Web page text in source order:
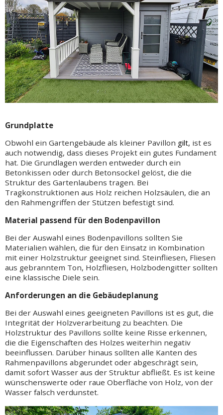
Grundplatte
Obwohl ein Gartengebäude als kleiner Pavillon gilt, ist es
auch notwendig, dass dieses Projekt ein gutes Fundament
hat. Die Grundlagen werden entweder durch ein
Betonkissen oder durch Betonsockel gelöst, die die
Struktur des Gartenlaubens tragen. Bei
Tragkonstruktionen aus Holz reichen Holzsäulen, die an
den Rahmengriffen der Stützen befestigt sind.
Material passend für den Bodenpavillon
Bei der Auswahl eines Bodenpavillons sollten Sie
Materialien wählen, die für den Einsatz in Kombination
mit einer Holzstruktur geeignet sind. Steinfliesen, Fliesen
aus gebranntem Ton, Holzfliesen, Holzbodengitter sollten
eine klassische Diele sein.
Anforderungen an die Gebäudeplanung
Bei der Auswahl eines geeigneten Pavillons ist es gut, die
Integrität der Holzverarbeitung zu beachten. Die
Holzstruktur des Pavillons sollte keine Risse erkennen,
die die Eigenschaften des Holzes weiterhin negativ
beeinflussen. Darüber hinaus sollten alle Kanten des
Rahmenpavillons abgerundet oder abgeschrägt sein,
damit sofort Wasser aus der Struktur abfließt. Es ist keine
wünschenswerte oder raue Oberfläche von Holz, von der
Wasser falsch verdunstet.